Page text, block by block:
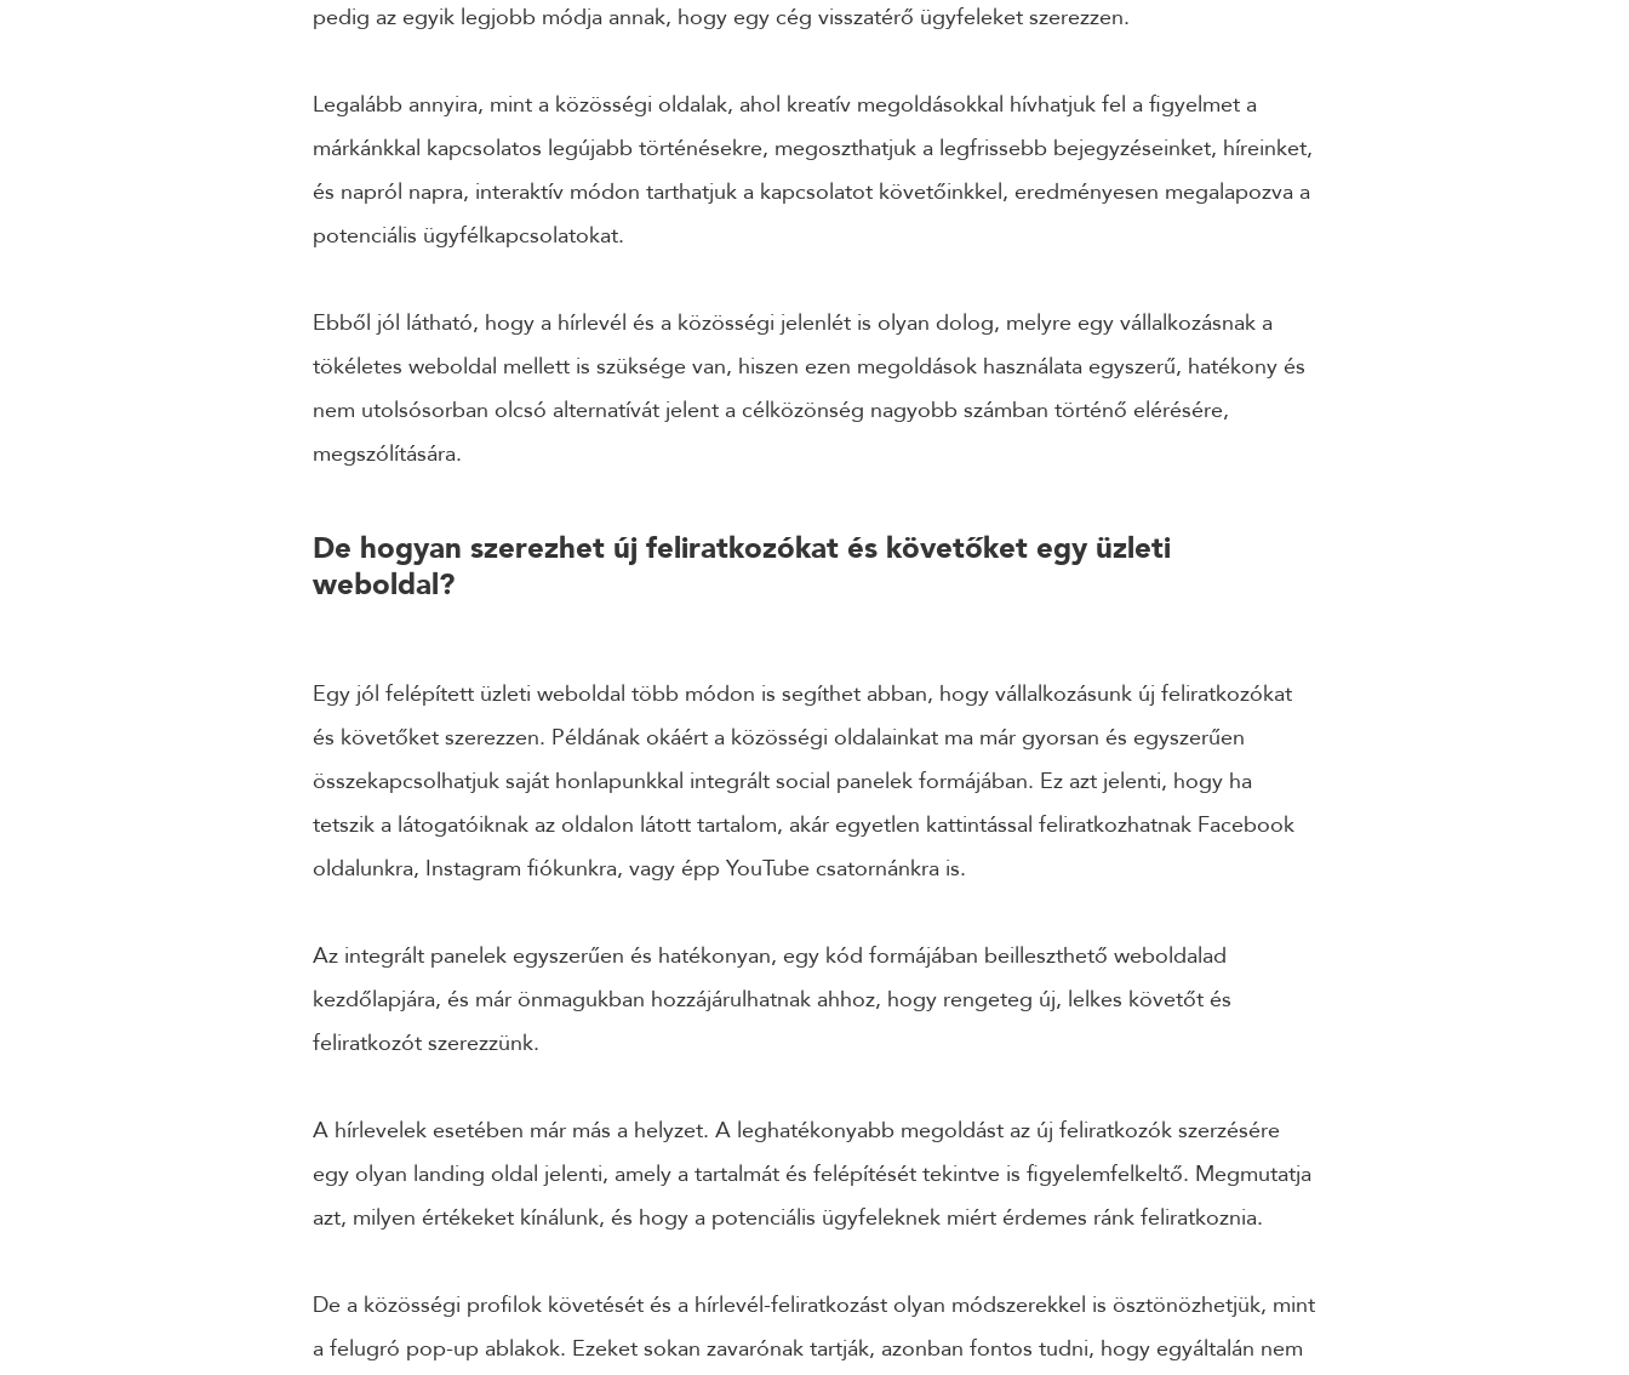
pedig az egyik legjobb módja annak, hogy egy cég visszatérő ügyfeleket szerezzen.
Legalább annyira, mint a közösségi oldalak, ahol kreatív megoldásokkal hívhatjuk fel a figyelmet a
márkánkkal kapcsolatos legújabb történésekre, megoszthatjuk a legfrissebb bejegyzéseinket, híreinket,
és napról napra, interaktív módon tarthatjuk a kapcsolatot követőinkkel, eredményesen megalapozva a
potenciális ügyfélkapcsolatokat.
Ebből jól látható, hogy a hírlevél és a közösségi jelenlét is olyan dolog, melyre egy vállalkozásnak a
tökéletes weboldal mellett is szüksége van, hiszen ezen megoldások használata egyszerű, hatékony és
nem utolsósorban olcsó alternatívát jelent a célközönség nagyobb számban történő elérésére,
megszólítására.
De hogyan szerezhet új feliratkozókat és követőket egy üzleti
weboldal?
Egy jól felépített üzleti weboldal több módon is segíthet abban, hogy vállalkozásunk új feliratkozókat
és követőket szerezzen. Példának okáért a közösségi oldalainkat ma már gyorsan és egyszerűen
összekapcsolhatjuk saját honlapunkkal integrált social panelek formájában. Ez azt jelenti, hogy ha
tetszik a látogatóiknak az oldalon látott tartalom, akár egyetlen kattintással feliratkozhatnak Facebook
oldalunkra, Instagram fiókunkra, vagy épp YouTube csatornánkra is.
Az integrált panelek egyszerűen és hatékonyan, egy kód formájában beilleszthető weboldalad
kezdőlapjára, és már önmagukban hozzájárulhatnak ahhoz, hogy rengeteg új, lelkes követőt és
feliratkozót szerezzünk.
A hírlevelek esetében már más a helyzet. A leghatékonyabb megoldást az új feliratkozók szerzésére
egy olyan landing oldal jelenti, amely a tartalmát és felépítését tekintve is figyelemfelkeltő. Megmutatja
azt, milyen értékeket kínálunk, és hogy a potenciális ügyfeleknek miért érdemes ránk feliratkoznia.
De a közösségi profilok követését és a hírlevél-feliratkozást olyan módszerekkel is ösztönözhetjük, mint
a felugró pop-up ablakok. Ezeket sokan zavarónak tartják, azonban fontos tudni, hogy egyáltalán nem